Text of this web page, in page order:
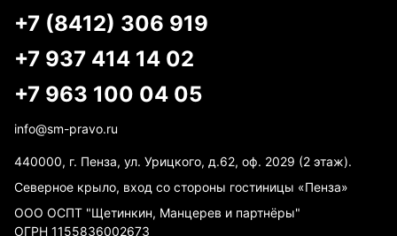
info@sm-pravo.ru
440000, г. Пенза, ул. Урицкого, д.62, оф. 2029 (2 этаж).
Северное крыло, вход со стороны гостиницы «Пенза»
ООО ОСПТ "Щетинкин, Манцерев и партнёры"
ОГРН 1155836002673
+7 (8412) 306 919
+7 937 414 14 02
+7 963 100 04 05